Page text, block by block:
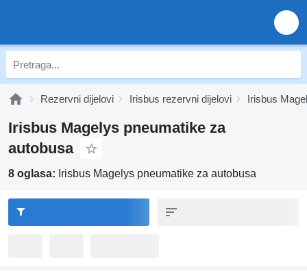
Rezervni dijelovi Irisbus rezervni dijelovi Irisbus
Irisbus Magelys pneumatikе za
autobusa
8 oglasa: Irisbus Magelys pneumatikе za autobusa